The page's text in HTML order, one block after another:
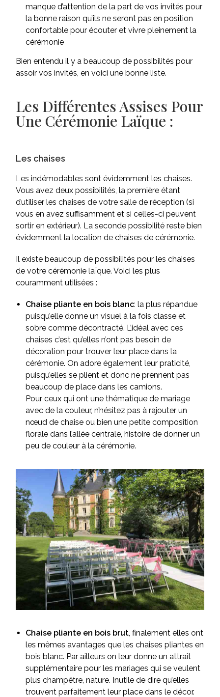
manque d’attention de la part de vos invités pour
la bonne raison qu’ils ne seront pas en position
confortable pour écouter et vivre pleinement la
cérémonie
Bien entendu il y a beaucoup de possibilités pour
assoir vos invités, en voici une bonne liste.
Les Différentes Assises Pour
Une Cérémonie Laïque :
Les chaises
Les indémodables sont évidemment les chaises.
Vous avez deux possibilités, la première étant
d’utiliser les chaises de votre salle de réception (si
vous en avez suffisamment et si celles-ci peuvent
sortir en extérieur). La seconde possibilité reste bien
évidemment la location de chaises de cérémonie.
Il existe beaucoup de possibilités pour les chaises
de votre cérémonie laïque. Voici les plus
couramment utilisées :
Chaise pliante en bois blanc: la plus répandue
puisqu’elle donne un visuel à la fois classe et
sobre comme décontracté. L’idéal avec ces
chaises c’est qu’elles n’ont pas besoin de
décoration pour trouver leur place dans la
cérémonie. On adore également leur praticité,
puisqu’elles se plient et donc ne prennent pas
beaucoup de place dans les camions.
Pour ceux qui ont une thématique de mariage
avec de la couleur, n’hésitez pas à rajouter un
nœud de chaise ou bien une petite composition
florale dans l’allée centrale, histoire de donner un
peu de couleur à la cérémonie.
Chaise pliante en bois brut, finalement elles ont
les mêmes avantages que les chaises pliantes en
bois blanc. Par ailleurs on leur donne un attrait
supplémentaire pour les mariages qui se veulent
plus champêtre, nature. Inutile de dire qu’elles
trouvent parfaitement leur place dans le décor.